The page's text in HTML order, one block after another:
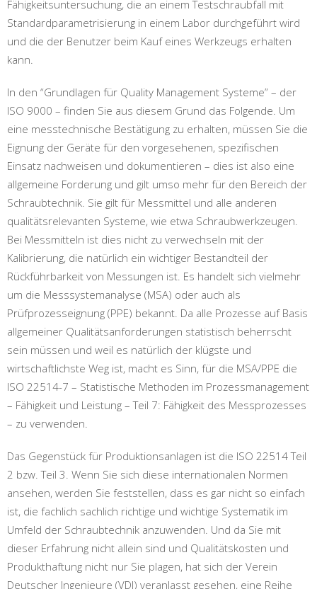
Fähigkeitsuntersuchung, die an einem Testschraubfall mit
Standardparametrisierung in einem Labor durchgeführt wird
und die der Benutzer beim Kauf eines Werkzeugs erhalten
kann.
In den “Grundlagen für Quality Management Systeme” – der
ISO 9000 – finden Sie aus diesem Grund das Folgende. Um
eine messtechnische Bestätigung zu erhalten, müssen Sie die
Eignung der Geräte für den vorgesehenen, spezifischen
Einsatz nachweisen und dokumentieren – dies ist also eine
allgemeine Forderung und gilt umso mehr für den Bereich der
Schraubtechnik. Sie gilt für Messmittel und alle anderen
qualitätsrelevanten Systeme, wie etwa Schraubwerkzeugen.
Bei Messmitteln ist dies nicht zu verwechseln mit der
Kalibrierung, die natürlich ein wichtiger Bestandteil der
Rückführbarkeit von Messungen ist. Es handelt sich vielmehr
um die Messsystemanalyse (MSA) oder auch als
Prüfprozesseignung (PPE) bekannt. Da alle Prozesse auf Basis
allgemeiner Qualitätsanforderungen statistisch beherrscht
sein müssen und weil es natürlich der klügste und
wirtschaftlichste Weg ist, macht es Sinn, für die MSA/PPE die
ISO 22514-7 – Statistische Methoden im Prozessmanagement
– Fähigkeit und Leistung – Teil 7: Fähigkeit des Messprozesses
– zu verwenden.
Das Gegenstück für Produktionsanlagen ist die ISO 22514 Teil
2 bzw. Teil 3. Wenn Sie sich diese internationalen Normen
ansehen, werden Sie feststellen, dass es gar nicht so einfach
ist, die fachlich sachlich richtige und wichtige Systematik im
Umfeld der Schraubtechnik anzuwenden. Und da Sie mit
dieser Erfahrung nicht allein sind und Qualitätskosten und
Produkthaftung nicht nur Sie plagen, hat sich der Verein
Deutscher Ingenieure (VDI) veranlasst gesehen, eine Reihe